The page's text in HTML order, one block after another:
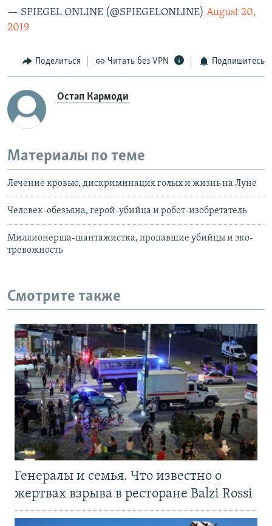
— SPIEGEL ONLINE (@SPIEGELONLINE) August 20,
2019
Поделиться Читать без VPN Подпишитесь
Остап Кармоди
Материалы по теме
Лечение кровью, дискриминация голых и жизнь на Луне
Человек-обезьяна, герой-убийца и робот-изобретатель
Миллионерша-шантажистка, пропавшие убийцы и эко-
тревожность
Смотрите также
Генералы и семья. Что известно о
жертвах взрыва в ресторане Balzi Rossi